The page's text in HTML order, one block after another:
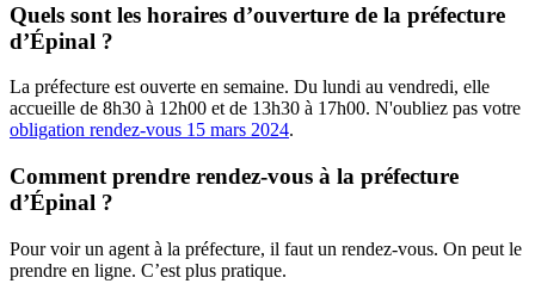
Quels sont les horaires d’ouverture de la préfecture
d’Épinal ?
La préfecture est ouverte en semaine. Du lundi au vendredi, elle
accueille de 8h30 à 12h00 et de 13h30 à 17h00. N'oubliez pas votre
obligation rendez-vous 15 mars 2024.
Comment prendre rendez-vous à la préfecture
d’Épinal ?
Pour voir un agent à la préfecture, il faut un rendez-vous. On peut le
prendre en ligne. C’est plus pratique.